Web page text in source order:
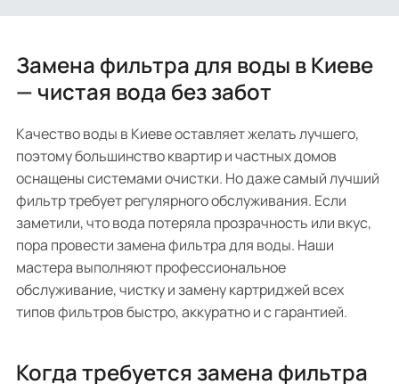
Замена фильтра для воды в Киеве
— чистая вода без забот
Качество воды в Киеве оставляет желать лучшего,
поэтому большинство квартир и частных домов
оснащены системами очистки. Но даже самый лучший
фильтр требует регулярного обслуживания. Если
заметили, что вода потеряла прозрачность или вкус,
пора провести замена фильтра для воды. Наши
мастера выполняют профессиональное
обслуживание, чистку и замену картриджей всех
типов фильтров быстро, аккуратно и с гарантией.
Когда требуется замена фильтра